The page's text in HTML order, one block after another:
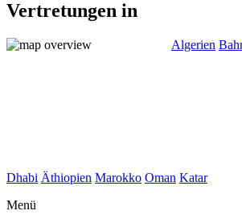
Vertretungen in
Algerien
Dhabi Äthiopien Marokko Oman Katar
Menü